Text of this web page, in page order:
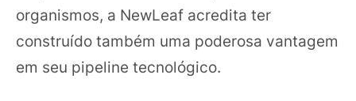
organismos, a NewLeaf acredita ter
construído também uma poderosa vantagem
em seu pipeline tecnológico.